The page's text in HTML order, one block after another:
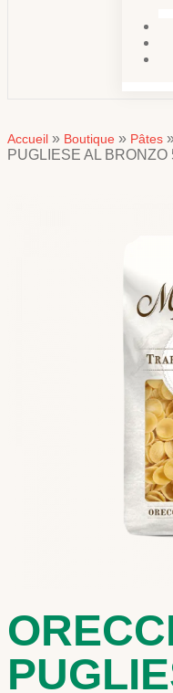
Accueil » Boutique » Pâtes
PUGLIESE AL